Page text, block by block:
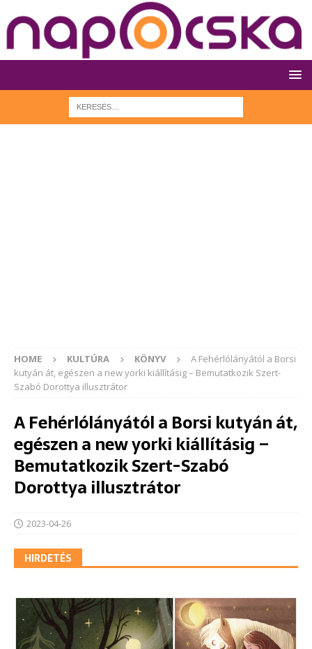
HOME KULTÚRA KÖNYV
A Fehérlólányától a Borsi
kutyán át, egészen a new yorki kiállításig – Bemutatkozik Szert-
Szabó Dorottya illusztrátor
A Fehérlólányától a Borsi kutyán át,
egészen a new yorki kiállításig –
Bemutatkozik Szert-Szabó
Dorottya illusztrátor
2023-04-26
HIRDETÉS